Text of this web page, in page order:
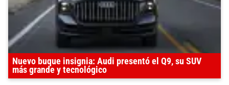
Nuevo buque insignia: Audi presentó el Q9, su SUV
más grande y tecnológico